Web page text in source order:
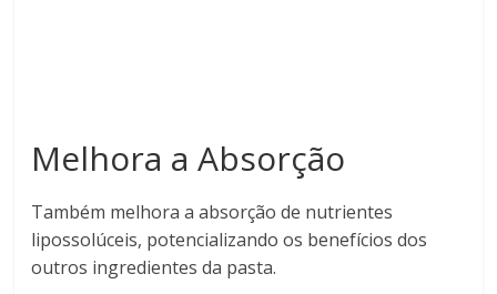
Melhora a Absorção
Também melhora a absorção de nutrientes
lipossolúceis, potencializando os benefícios dos
outros ingredientes da pasta.